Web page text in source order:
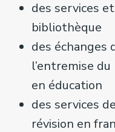
des services
bibliothèque
des échanges
l’entremise
en éducation
des services
révision en